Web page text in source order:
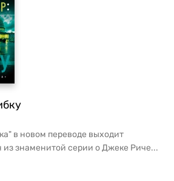
в новом переводе выходит
знаменитой серии о Джеке Риче...